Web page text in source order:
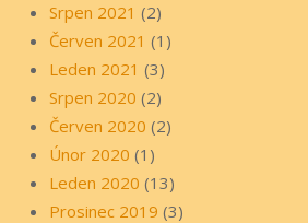
Srpen 2021 (2)
Červen 2021 (1)
Leden 2021 (3)
Srpen 2020 (2)
Červen 2020 (2)
Únor 2020 (1)
Leden 2020 (13)
Prosinec 2019 (3)